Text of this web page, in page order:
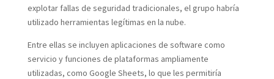
explotar fallas de seguridad tradicionales, el grupo habría
utilizado herramientas legítimas en la nube.
Entre ellas se incluyen aplicaciones de software como
servicio y funciones de plataformas ampliamente
utilizadas, como Google Sheets, lo que les permitiría